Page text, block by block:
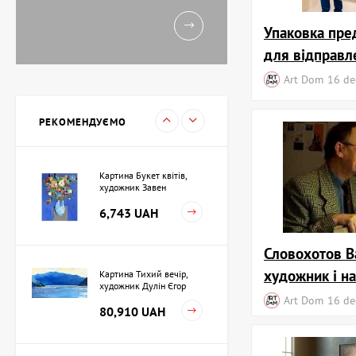
Упаковка
для
Art Dom 16
Словохотов
художник і
Art Dom 16
РЕКОМЕНДУЄМО
Картина Букет квітів,
художник Завен
6,743 UAH
Картина Тихий вечір,
художник Дулін Єгор
80,910 UAH